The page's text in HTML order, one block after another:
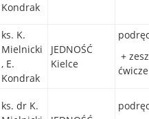
Kondrak
ks. K.
Mielnicki
, E.
Kondrak
JEDNOŚĆ
Kielce
+
ks. dr K.